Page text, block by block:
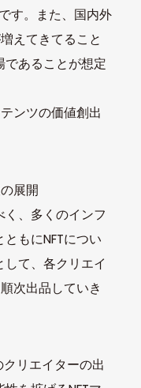
す。また、国内外
えてきてること
あることが想定
ンツの価値創出
展開
く、多くのインフ
もにNFTについ
て、各クリエイ
次出品していき
リエイターの出